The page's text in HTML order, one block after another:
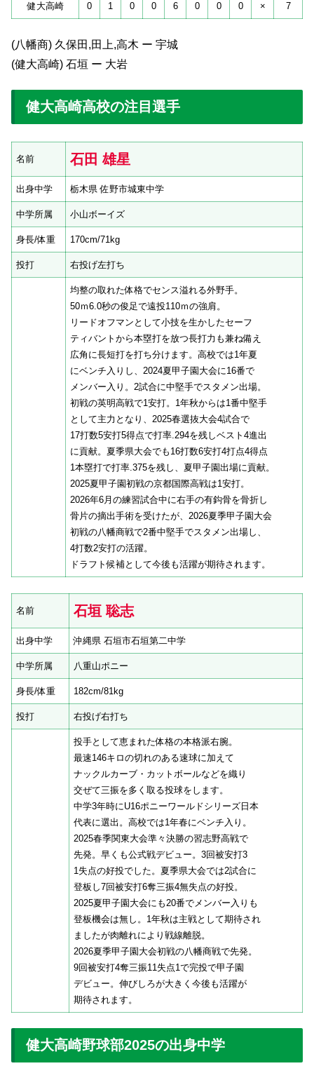
健大高崎 0 1 0 0 6 0 0 0 × 7
(八幡商) 久保田,田上,高木 ー 宇城
(健大高崎) 石垣 ー 大岩
健大高崎高校の注目選手
名前 石田 雄星
出身中学 栃木県 佐野市城東中学
中学所属 小山ボーイズ
身長/体重 170cm/71kg
投打 右投げ左打ち
均整の取れた体格でセンス溢れる外野手。
50ｍ6.0秒の俊足で遠投110ｍの強肩。
リードオフマンとして小技を生かしたセーフ
ティバントから本塁打を放つ長打力も兼ね備え
広角に長短打を打ち分けます。高校では1年夏
にベンチ入りし、2024夏甲子園大会に16番で
メンバー入り。2試合に中堅手でスタメン出場。
初戦の英明高戦で1安打。1年秋からは1番中堅手
として主力となり、2025春選抜大会4試合で
17打数5安打5得点で打率.294を残しベスト4進出
に貢献。夏季県大会でも16打数6安打4打点4得点
1本塁打で打率.375を残し、夏甲子園出場に貢献。
2025夏甲子園初戦の京都国際高戦は1安打。
2026年6月の練習試合中に右手の有鈎骨を骨折し
骨片の摘出手術を受けたが、2026夏季甲子園大会
初戦の八幡商戦で2番中堅手でスタメン出場し、
4打数2安打の活躍。
ドラフト候補として今後も活躍が期待されます。
名前 石垣 聡志
出身中学 沖縄県 石垣市石垣第二中学
中学所属 八重山ポニー
身長/体重 182cm/81kg
投打 右投げ右打ち
投手として恵まれた体格の本格派右腕。
最速146キロの切れのある速球に加えて
ナックルカーブ・カットボールなどを織り
交ぜて三振を多く取る投球をします。
中学3年時にU16ポニーワールドシリーズ日本
代表に選出。高校では1年春にベンチ入り。
2025春季関東大会準々決勝の習志野高戦で
先発。早くも公式戦デビュー。3回被安打3
1失点の好投でした。夏季県大会では2試合に
登板し7回被安打6奪三振4無失点の好投。
2025夏甲子園大会にも20番でメンバー入りも
登板機会は無し。1年秋は主戦として期待され
ましたが肉離れにより戦線離脱。
2026夏季甲子園大会初戦の八幡商戦で先発。
9回被安打4奪三振11失点1で完投で甲子園
デビュー。伸びしろが大きく今後も活躍が
期待されます。
健大高崎野球部2025の出身中学